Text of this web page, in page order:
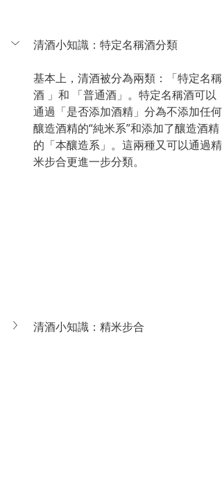
清酒小知識：特定名稱酒分類
基本上，清酒被分為兩類：「特定名稱
酒 」和 「普通酒」。特定名稱酒可以
通過「是否添加酒精」分為不添加任何
釀造酒精的“純米系”和添加了釀造酒精
的「本釀造系」。這兩種又可以通過精
米步合更進一步分類。
清酒小知識：精米步合